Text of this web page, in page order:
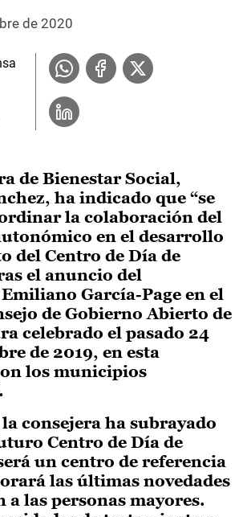
de 2020
de Bienestar Social,
ha indicado que “se
la colaboración del
en el desarrollo
del Centro de Día de
el anuncio del
García-Page en el
de Gobierno Abierto de
celebrado el pasado 24
de 2019, en esta
los municipios
consejera ha subrayado
Centro de Día de
un centro de referencia
las últimas novedades
a las personas mayores.